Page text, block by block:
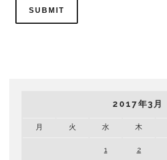
2017年3月
月 火 水 木
1 2